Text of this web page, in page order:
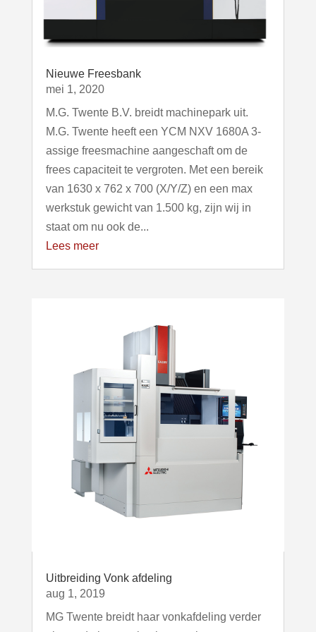
Nieuwe Freesbank
mei 1, 2020
M.G. Twente B.V. breidt machinepark uit.
M.G. Twente heeft een YCM NXV 1680A 3-
assige freesmachine aangeschaft om de
frees capaciteit te vergroten. Met een bereik
van 1630 x 762 x 700 (X/Y/Z) en een max
werkstuk gewicht van 1.500 kg, zijn wij in
staat om nu ook de...
Lees meer
Uitbreiding Vonk afdeling
aug 1, 2019
MG Twente breidt haar vonkafdeling verder